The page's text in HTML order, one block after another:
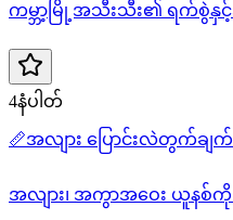
ကမ္ဘာ့မြို့အသီးသီး၏ ရက်စွဲနှင့်
4နံပါတ်
📏အလျား ပြောင်းလဲတွက်ချ
အလျား၊ အကွာအဝေး ယူနစ်ကို